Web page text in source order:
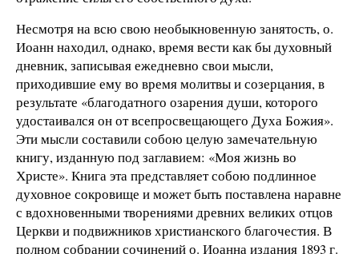
Несмотря на всю свою необыкновенную занятость, о.
Иоанн находил, однако, время вести как бы духовный
дневник, записывая ежедневно свои мысли,
приходившие ему во время молитвы и созерцания, в
результате «благодатного озарения души, которого
удостаивался он от всепросвещающего Духа Божия».
Эти мысли составили собою целую замечательную
книгу, изданную под заглавием: «Моя жизнь во
Христе». Книга эта представляет собою подлинное
духовное сокровище и может быть поставлена наравне
с вдохновенными творениями древних великих отцов
Церкви и подвижников христианского благочестия. В
полном собрании сочинений о. Иоанна издания 1893 г.